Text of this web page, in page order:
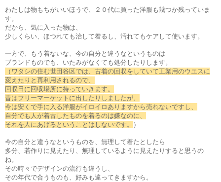
わたしは物もちがいいほうで、２０代に買った洋服も幾つか残っていま
す。
だから、気に入った物は、
少しくらい、ほつれても治して着るし、汚れてもケアして使います。
一方で、もう着ないな、今の自分と違うなというものは
ブランドものでも、いたみがなくても処分したりします。
（ワタシの住む世田谷区では、古着の回収をしていて工業用のウエスに
変えたりと再利用されるので、
回収日に回収場所に持っていきます。
昔はフリーマーケットに出したりしましたが、
今は安くで手に入る洋服がイロイロありますから売れないですし、
自分でも人が着古したものを着るのは嫌なのに、
それを人にあげるということはしないです。
）
今の自分と違うなというものを、無理して着たとしたら
多分、若作りに見えたり、無理しているように見えたりすると思うの
ね。
その時々でデザインの流行も違うし、
その年代で合うものも、好みも違ってきますから。